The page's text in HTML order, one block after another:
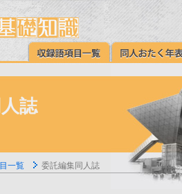
誌
一覧 委託編集同人誌